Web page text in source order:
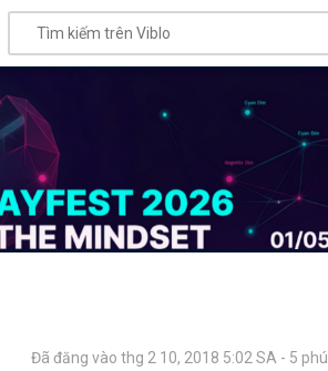
Đã đăng vào thg 2 10, 2018 5:02 SA 5